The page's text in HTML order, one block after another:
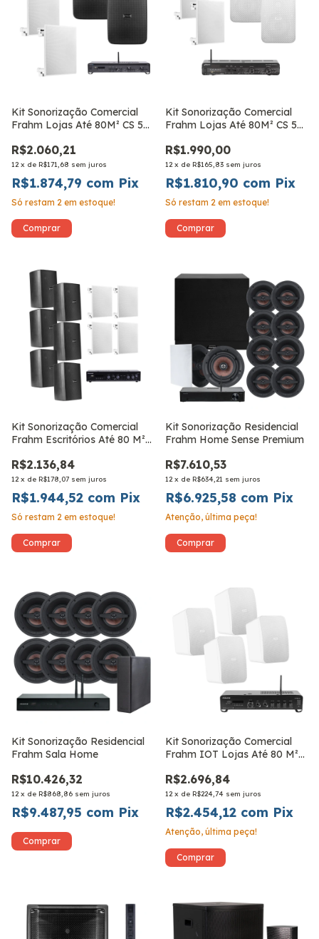
Kit Sonorização Comercial
Frahm Lojas Até 80M² CS 5
R$2.060,21
12 x de R$171,68 sem juros
R$1.874,79 com Pix
Só restam 2 em estoque!
Kit Sonorização Comercial
Frahm Lojas Até 80M² CS 5
R$1.990,00
12 x de R$165,83 sem juros
R$1.810,90 com Pix
Só restam 2 em estoque!
Kit Sonorização Comercial
Frahm Escritórios Até 80 M²
R$2.136,84
12 x de R$178,07 sem juros
R$1.944,52 com Pix
Só restam 2 em estoque!
Kit Sonorização Residencial
Frahm Home Sense Premium
R$7.610,53
12 x de R$634,21 sem juros
R$6.925,58 com Pix
Atenção, última peça!
Kit Sonorização Residencial
Frahm Sala Home
R$10.426,32
12 x de R$868,86 sem juros
R$9.487,95 com Pix
Kit Sonorização Comercial
Frahm IOT Lojas Até 80 M²
R$2.696,84
12 x de R$224,74 sem juros
R$2.454,12 com Pix
Atenção, última peça!